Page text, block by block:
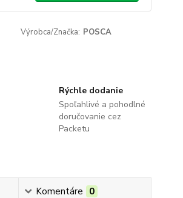
Výrobca/Značka: POSCA
Rýchle dodanie
Spoľahlivé a pohodlné
doručovanie cez
Packetu
Komentáre 0